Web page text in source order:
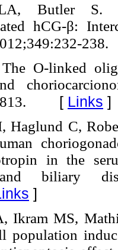
Butler S.
hCG-β:
238.
O-linked
[ Links ]
Haglund C,
in the
biliary
]
Ikram MS,
population